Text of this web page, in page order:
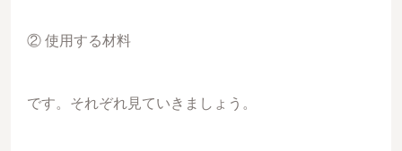
② 使用する材料
です。それぞれ見ていきましょう。